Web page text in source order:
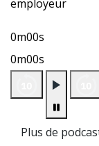
employeur
0m00s
0m00s
Plus de